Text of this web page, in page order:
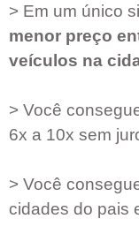
> Em um único
menor preço
veículos na
> Você
6x a 10x sem
> Você
cidades do pais